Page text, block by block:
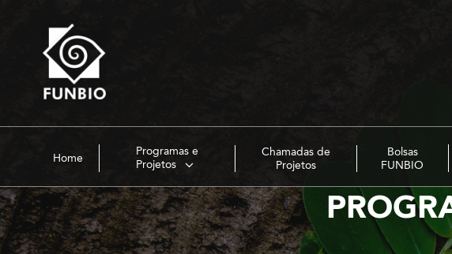
Home
Programas e
Projetos
Chamadas de
Projetos
Bolsas
FUNBIO